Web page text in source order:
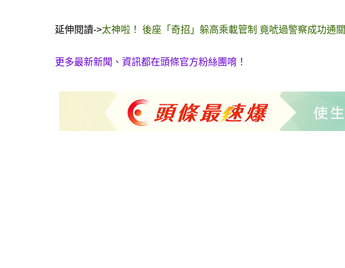
延伸閱讀->太神啦！ 後座「奇招」躲高乘載管制 竟唬過警察成功通關
更多最新新聞、資訊都在頭條官方粉絲團唷！